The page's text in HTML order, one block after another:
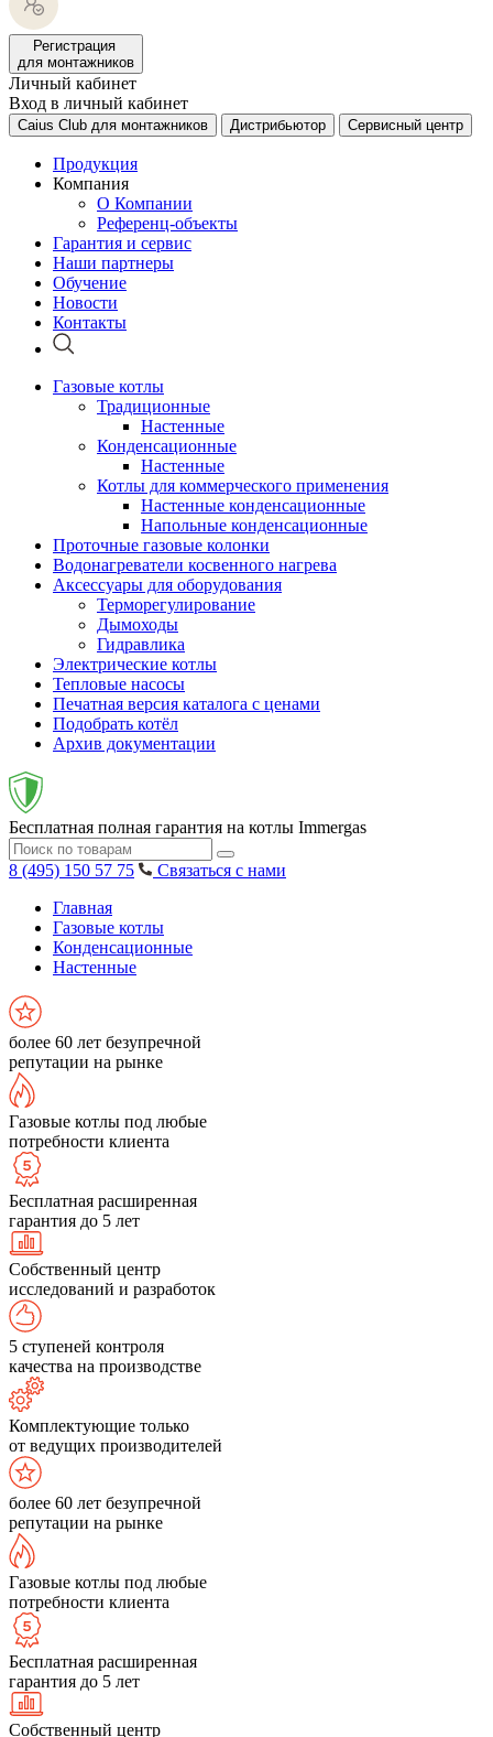
Регистрация
для монтажников
Личный кабинет
Вход в личный кабинет
Caius Club для монтажников Дистрибьютор Сервисный центр
Продукция
Компания
О Компании
Референц-объекты
Гарантия и сервис
Наши партнеры
Обучение
Новости
Контакты
Газовые котлы
Традиционные
Настенные
Конденсационные
Настенные
Котлы для коммерческого применения
Настенные конденсационные
Напольные конденсационные
Проточные газовые колонки
Водонагреватели косвенного нагрева
Аксессуары для оборудования
Терморегулирование
Дымоходы
Гидравлика
Электрические котлы
Тепловые насосы
Печатная версия каталога с ценами
Подобрать котёл
Архив документации
Бесплатная полная гарантия на котлы Immergas
8 (495) 150 57 75
Связаться с нами
Главная
Газовые котлы
Конденсационные
Настенные
более 60 лет безупречной
репутации на рынке
Газовые котлы под любые
потребности клиента
Бесплатная расширенная
гарантия до 5 лет
Собственный центр
исследований и разработок
5 ступеней контроля
качества на производстве
Комплектующие только
от ведущих производителей
более 60 лет безупречной
репутации на рынке
Газовые котлы под любые
потребности клиента
Бесплатная расширенная
гарантия до 5 лет
Собственный центр